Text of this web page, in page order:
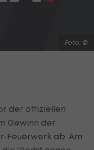
Foto: ©
der offiziellen
Gewinn der
Feuerwerk ab. Am